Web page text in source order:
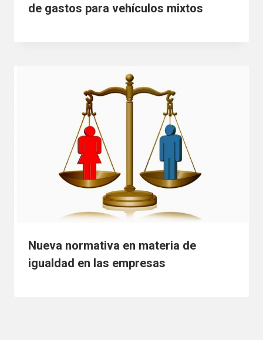
de gastos para vehículos mixtos
Nueva normativa en materia de
igualdad en las empresas